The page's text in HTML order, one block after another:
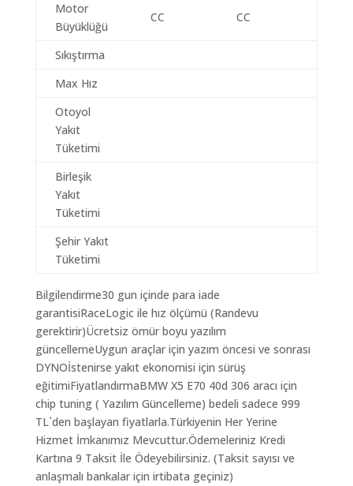
Motor
Büyüklüğü
CC CC
Sıkıştırma
Max Hız
Otoyol
Yakıt
Tüketimi
Birleşik
Yakıt
Tüketimi
Şehir Yakıt
Tüketimi
Bilgilendirme30 gun içinde para iade
garantisiRaceLogic ile hız ölçümü (Randevu
gerektirir)Ücretsiz ömür boyu yazılım
güncellemeUygun araçlar için yazım öncesi ve sonrası
DYNOİstenirse yakıt ekonomisi için sürüş
eğitimiFiyatlandırmaBMW X5 E70 40d 306 aracı için
chip tuning ( Yazılım Güncelleme) bedeli sadece 999
TL`den başlayan fiyatlarla.Türkiyenin Her Yerine
Hizmet İmkanımız Mevcuttur.Ödemeleriniz Kredi
Kartına 9 Taksit İle Ödeyebilirsiniz. (Taksit sayısı ve
anlaşmalı bankalar için irtibata geçiniz)